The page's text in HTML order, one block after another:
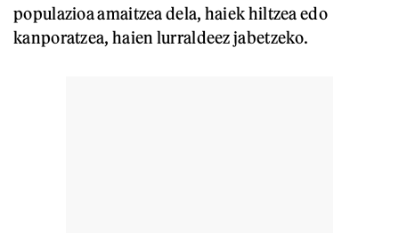
populazioa amaitzea dela, haiek hiltzea edo
kanporatzea, haien lurraldeez jabetzeko.